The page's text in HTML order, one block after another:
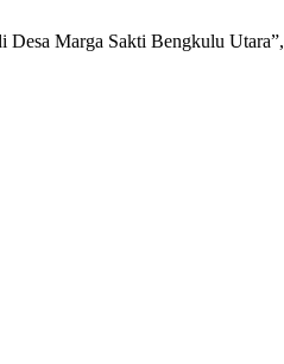
Desa Marga Sakti Bengkulu Utara”,